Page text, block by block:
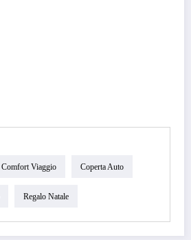
Comfort Viaggio Coperta Auto
Regalo Natale